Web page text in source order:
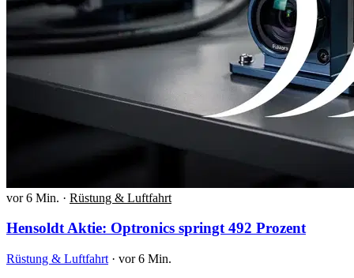
vor 6 Min. · Rüstung & Luftfahrt
Hensoldt Aktie: Optronics springt 492 Prozent
Rüstung & Luftfahrt · vor 6 Min.